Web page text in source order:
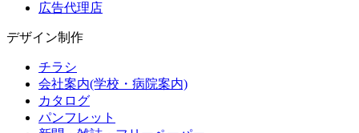
広告代理店
デザイン制作
チラシ
会社案内(学校・病院案内)
カタログ
パンフレット